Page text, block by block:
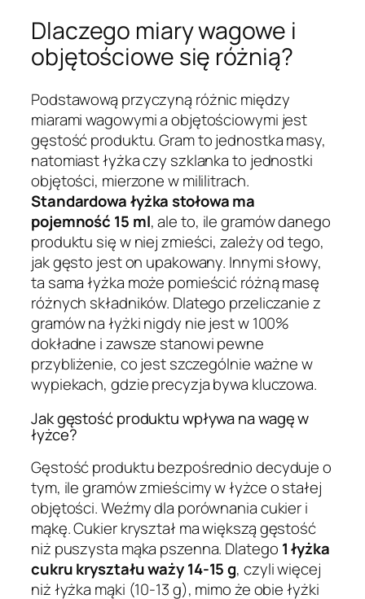
Dlaczego miary wagowe i
objętościowe się różnią?
Podstawową przyczyną różnic między
miarami wagowymi a objętościowymi jest
gęstość produktu. Gram to jednostka masy,
natomiast łyżka czy szklanka to jednostki
objętości, mierzone w mililitrach.
Standardowa łyżka stołowa ma
pojemność 15 ml, ale to, ile gramów danego
produktu się w niej zmieści, zależy od tego,
jak gęsto jest on upakowany. Innymi słowy,
ta sama łyżka może pomieścić różną masę
różnych składników. Dlatego przeliczanie z
gramów na łyżki nigdy nie jest w 100%
dokładne i zawsze stanowi pewne
przybliżenie, co jest szczególnie ważne w
wypiekach, gdzie precyzja bywa kluczowa.
Jak gęstość produktu wpływa na wagę w
łyżce?
Gęstość produktu bezpośrednio decyduje o
tym, ile gramów zmieścimy w łyżce o stałej
objętości. Weźmy dla porównania cukier i
mąkę. Cukier kryształ ma większą gęstość
niż puszysta mąka pszenna. Dlatego 1 łyżka
cukru kryształu waży 14-15 g, czyli więcej
niż łyżka mąki (10-13 g), mimo że obie łyżki